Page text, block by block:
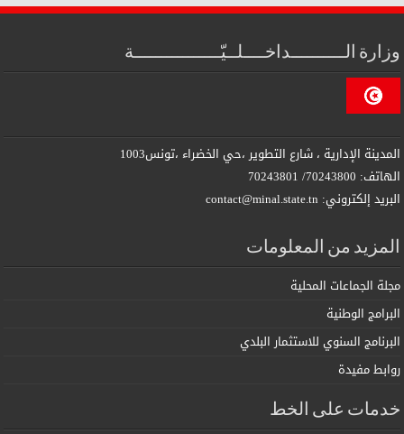
وزارة الــــــــــداخــــلــيّــــــــــــــــة
المدينة الإدارية ، شارع التطوير ،حي الخضراء ،تونس1003
الهاتف: 70243800/ 70243801
البريد إلكتروني: contact@minal.state.tn
المزيد من المعلومات
مجلة الجماعات المحلية
البرامج الوطنية
البرنامج السنوي للاستثمار البلدي
روابط مفيدة
خدمات على الخط